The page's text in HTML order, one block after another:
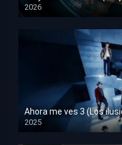
2026
HD 1080p
Ahora me ves 3 (Los
2025
HD 1080p